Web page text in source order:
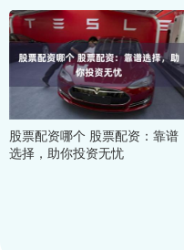
股票配资哪个 股票配资：靠谱
选择，助你投资无忧